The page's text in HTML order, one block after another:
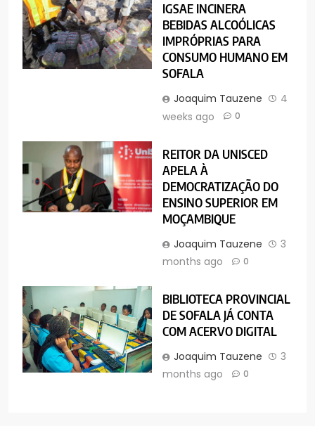
IGSAE INCINERA
BEBIDAS ALCOÓLICAS
IMPRÓPRIAS PARA
CONSUMO HUMANO EM
SOFALA
Joaquim Tauzene
4
weeks ago
0
REITOR DA UNISCED
APELA À
DEMOCRATIZAÇÃO DO
ENSINO SUPERIOR EM
MOÇAMBIQUE
Joaquim Tauzene
3
months ago
0
BIBLIOTECA PROVINCIAL
DE SOFALA JÁ CONTA
COM ACERVO DIGITAL
Joaquim Tauzene
3
months ago
0